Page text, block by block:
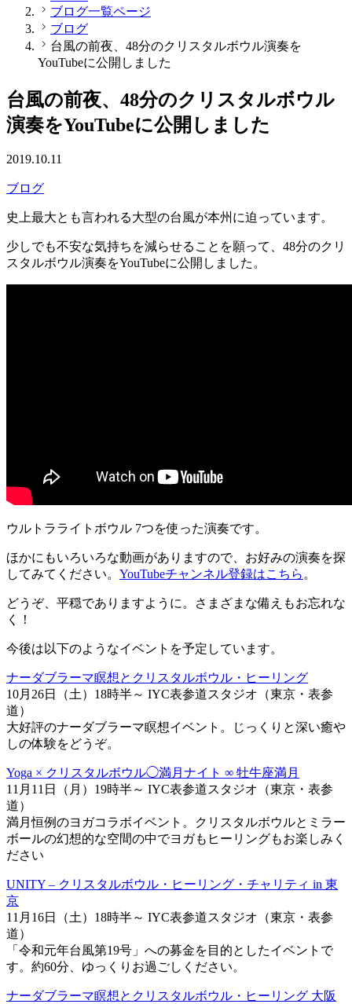
ブログ一覧ページ
ブログ
台風の前夜、48分のクリスタルボウル演奏を
YouTubeに公開しました
台風の前夜、48分のクリスタルボウル
演奏をYouTubeに公開しました
2019.10.11
ブログ
史上最大とも言われる大型の台風が本州に迫っています。
少しでも不安な気持ちを減らせることを願って、48分のクリ
スタルボウル演奏をYouTubeに公開しました。
ウルトラライトボウル 7つを使った演奏です。
ほかにもいろいろな動画がありますので、お好みの演奏を探
してみてください。 YouTubeチャンネル登録はこちら。
どうぞ、平穏でありますように。さまざまな備えもお忘れな
く！
今後は以下のようなイベントを予定しています。
ナーダブラーマ瞑想とクリスタルボウル・ヒーリング
10月26日（土）18時半～ IYC表参道スタジオ（東京・表参
道）
大好評のナーダブラーマ瞑想イベント。じっくりと深い癒や
しの体験をどうぞ。
Yoga × クリスタルボウル◯満月ナイト ∞ 牡牛座満月
11月11日（月）19時半～ IYC表参道スタジオ（東京・表参
道）
満月恒例のヨガコラボイベント。クリスタルボウルとミラー
ボールの幻想的な空間の中でヨガもヒーリングもお楽しみく
ださい
UNITY – クリスタルボウル・ヒーリング・チャリティ in 東
京
11月16日（土）18時半～ IYC表参道スタジオ（東京・表参
道）
「令和元年台風第19号」への募金を目的としたイベントで
す。約60分、ゆっくりお過ごしください。
ナーダブラーマ瞑想とクリスタルボウル・ヒーリング 大阪